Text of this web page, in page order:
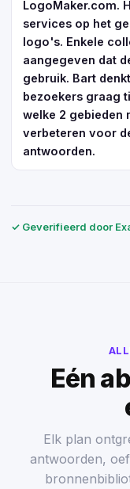
LogoMaker.com.
services op het
logo's. Enkele
aangegeven dat
gebruik. Bart
bezoekers graag
welke 2 gebieden
verbeteren voor
antwoorden.
✓ Geverifieerd door
Eén
Elk plan
antwoorden,